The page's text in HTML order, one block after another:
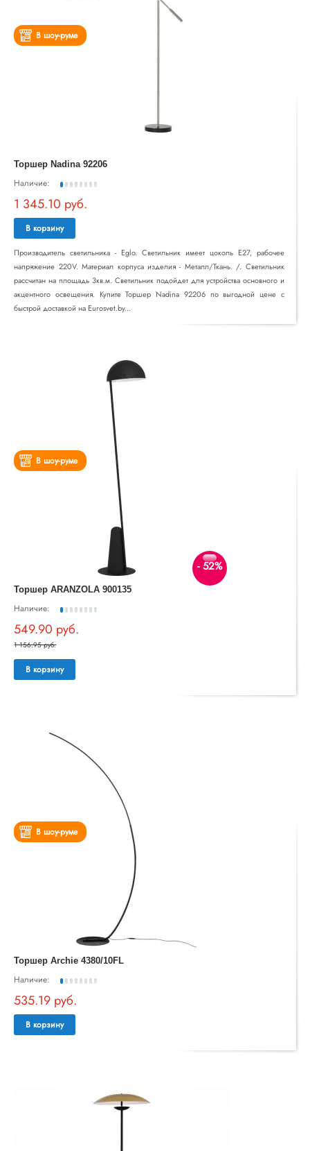
В шоу-руме
Торшер Nadina 92206
Наличие:
1 345.10 руб.
В корзину
Производитель светильника - Eglo. Светильник имеет цоколь E27, рабочее
напряжение 220V. Материал корпуса изделия - Металл/Ткань. /. Светильник
рассчитан на площадь 3кв.м. Светильник подойдет для устройства основного и
акцентного освещения. Купите Торшер Nadina 92206 по выгодной цене с
быстрой доставкой на Eurosvet.by...
В шоу-руме
- 52%
Торшер ARANZOLA 900135
Наличие:
549.90 руб.
1 156.95 руб.
В корзину
В шоу-руме
Торшер Archie 4380/10FL
Наличие:
535.19 руб.
В корзину